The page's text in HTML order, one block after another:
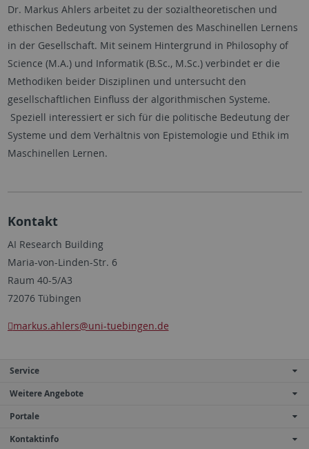
Dr. Markus Ahlers arbeitet zu der sozialtheoretischen und
ethischen Bedeutung von Systemen des Maschinellen Lernens
in der Gesellschaft. Mit seinem Hintergrund in Philosophy of
Science (M.A.) und Informatik (B.Sc., M.Sc.) verbindet er die
Methodiken beider Disziplinen und untersucht den
gesellschaftlichen Einfluss der algorithmischen Systeme.
Speziell interessiert er sich für die politische Bedeutung der
Systeme und dem Verhältnis von Epistemologie und Ethik im
Maschinellen Lernen.
Kontakt
AI Research Building
Maria-von-Linden-Str. 6
Raum 40-5/A3
72076 Tübingen
markus.ahlers@uni-tuebingen.de
Service
Weitere Angebote
Portale
Kontaktinfo